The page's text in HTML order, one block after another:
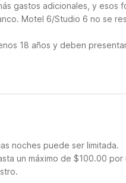
gastos adicionales, y esos
Motel 6/Studio 6 no se
18 años y deben
noches puede ser limitada.
un máximo de $100.00 por